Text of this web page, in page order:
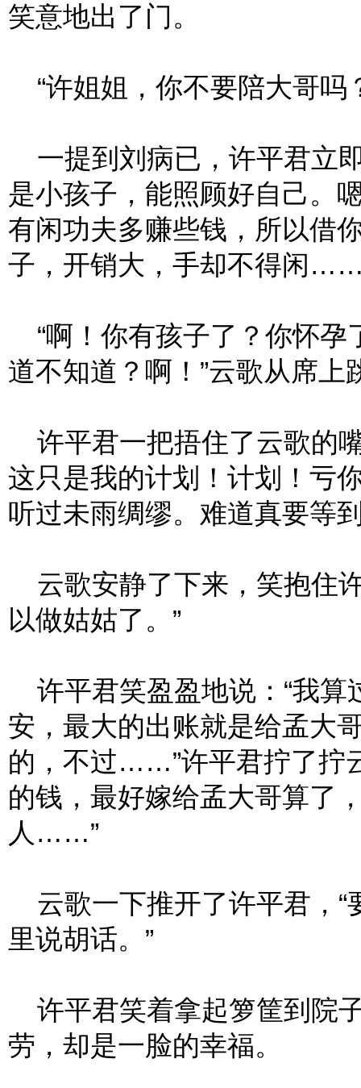
笑意地出了门。
“许姐姐，你不要陪大哥吗
一提到刘病已，许平君立
是小孩子，能照顾好自己
有闲功夫多赚些钱，所以借
子，开销大，手却不得闲
“啊！你有孩子了？你怀
道不知道？啊！”云歌从席上
许平君一把捂住了云歌的
这只是我的计划！计划！亏
听过未雨绸缪。难道真要等
云歌安静了下来，笑抱住
以做姑姑了。”
许平君笑盈盈地说：“我算
安，最大的出账就是给孟大
的，不过……”许平君拧了拧
的钱，最好嫁给孟大哥算了
人……”
云歌一下推开了许平君，“
里说胡话。”
许平君笑着拿起箩筐到院
劳，却是一脸的幸福。